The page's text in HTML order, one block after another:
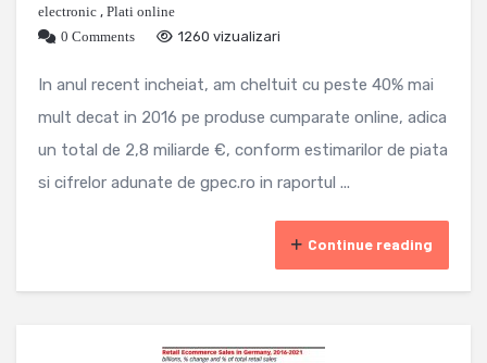
electronic , Plati online
0 Comments
1260 vizualizari
In anul recent incheiat, am cheltuit cu peste 40% mai
mult decat in 2016 pe produse cumparate online, adica
un total de 2,8 miliarde €, conform estimarilor de piata
si cifrelor adunate de gpec.ro in raportul ...
Continue reading